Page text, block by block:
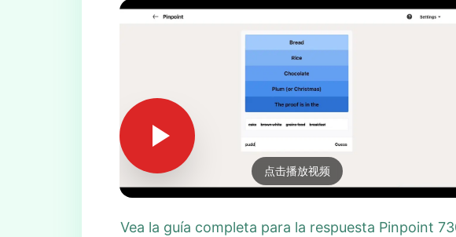
点击播放视频
Vea la guía completa para la respuesta Pinpoint